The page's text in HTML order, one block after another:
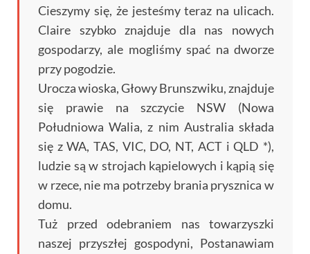
Cieszymy się, że jesteśmy teraz na ulicach.
Claire szybko znajduje dla nas nowych
gospodarzy, ale mogliśmy spać na dworze
przy pogodzie.
Urocza wioska, Głowy Brunszwiku, znajduje
się prawie na szczycie NSW (Nowa
Południowa Walia, z nim Australia składa
się z WA, TAS, VIC, DO, NT, ACT i QLD *),
ludzie są w strojach kąpielowych i kąpią się
w rzece, nie ma potrzeby brania prysznica w
domu.
Tuż przed odebraniem nas towarzyszki
naszej przyszłej gospodyni, Postanawiam